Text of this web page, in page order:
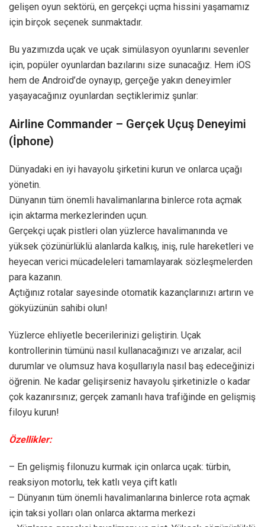
gelişen oyun sektörü, en gerçekçi uçma hissini yaşamamız
için birçok seçenek sunmaktadır.
Bu yazımızda uçak ve uçak simülasyon oyunlarını sevenler
için, popüler oyunlardan bazılarını size sunacağız. Hem iOS
hem de Android’de oynayıp, gerçeğe yakın deneyimler
yaşayacağınız oyunlardan seçtiklerimiz şunlar:
Airline Commander – Gerçek Uçuş Deneyimi
(İphone)
Dünyadaki en iyi havayolu şirketini kurun ve onlarca uçağı
yönetin.
Dünyanın tüm önemli havalimanlarına binlerce rota açmak
için aktarma merkezlerinden uçun.
Gerçekçi uçak pistleri olan yüzlerce havalimanında ve
yüksek çözünürlüklü alanlarda kalkış, iniş, rule hareketleri ve
heyecan verici mücadeleleri tamamlayarak sözleşmelerden
para kazanın.
Açtığınız rotalar sayesinde otomatik kazançlarınızı artırın ve
gökyüzünün sahibi olun!
Yüzlerce ehliyetle becerilerinizi geliştirin. Uçak
kontrollerinin tümünü nasıl kullanacağınızı ve arızalar, acil
durumlar ve olumsuz hava koşullarıyla nasıl baş edeceğinizi
öğrenin. Ne kadar gelişirseniz havayolu şirketinizle o kadar
çok kazanırsınız; gerçek zamanlı hava trafiğinde en gelişmiş
filoyu kurun!
Özellikler:
– En gelişmiş filonuzu kurmak için onlarca uçak: türbin,
reaksiyon motorlu, tek katlı veya çift katlı
– Dünyanın tüm önemli havalimanlarına binlerce rota açmak
için taksi yolları olan onlarca aktarma merkezi